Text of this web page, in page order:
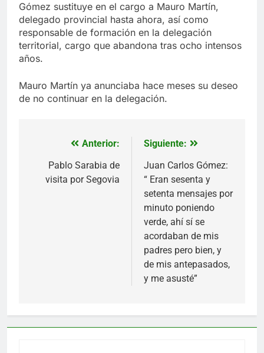
Gómez sustituye en el cargo a Mauro Martín,
delegado provincial hasta ahora, así como
responsable de formación en la delegación
territorial, cargo que abandona tras ocho intensos
años.
Mauro Martín ya anunciaba hace meses su deseo
de no continuar en la delegación.
Navegación
entradas
Anterior:
Pablo Sarabia de
visita por Segovia
Siguiente:
Juan Carlos Gómez:
“ Eran sesenta y
setenta mensajes por
minuto poniendo
verde, ahí sí se
acordaban de mis
padres pero bien, y
de mis antepasados,
y me asusté”